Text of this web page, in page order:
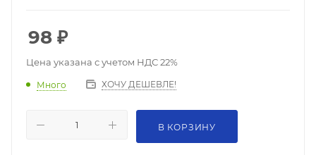
98 ₽
Цена указана с учетом НДС 22%
Много ХОЧУ ДЕШЕВЛЕ!
В КОРЗИНУ